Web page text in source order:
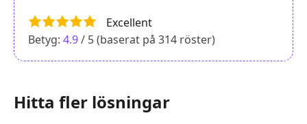
Excellent
Betyg: 4.9/ 5 (baserat på 314 röster)
Hitta fler lösningar